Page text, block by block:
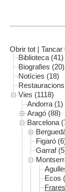
Obrir tot | Tancar
Biblioteca (41)
Biografies (20)
Notícies (18)
Vies (1118)
Andorra (1)
Aragó (88)
Barcelona
Figaró
Garraf
Ecos